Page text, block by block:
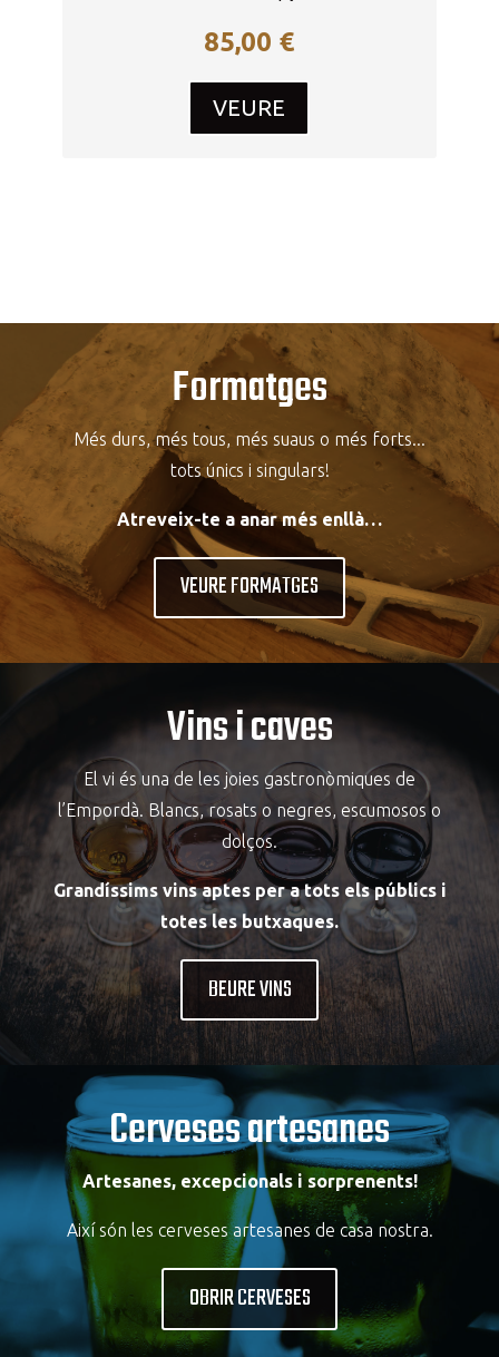
85,00 €
VEURE
Formatges
Més durs, més tous, més suaus o més forts...
tots únics i singulars!
Atreveix-te a anar més enllà…
VEURE FORMATGES
Vins i caves
El vi és una de les joies gastronòmiques de
l’Empordà. Blancs, rosats o negres, escumosos o
dolços.
Grandíssims vins aptes per a tots els públics i
totes les butxaques.
BEURE VINS
Cerveses artesanes
Artesanes, excepcionals i sorprenents!
Així són les cerveses artesanes de casa nostra.
OBRIR CERVESES